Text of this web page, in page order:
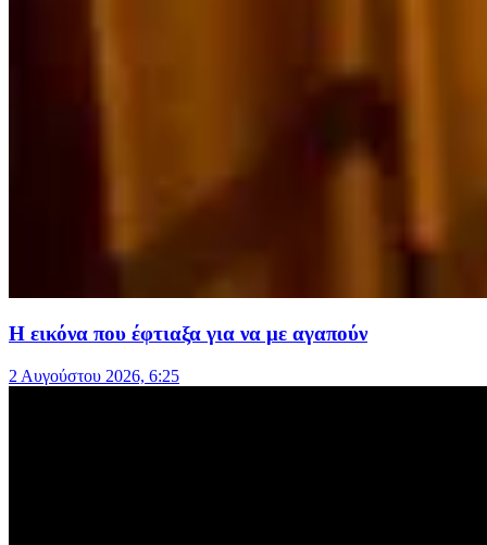
Η εικόνα που έφτιαξα για να με αγαπούν
2 Αυγούστου 2026, 6:25